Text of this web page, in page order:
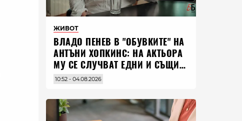
ЖИВОТ
ВЛАДO ПЕНЕВ В "ОБУВКИТЕ" НА
АНТЪНИ ХОПКИНС: НА АКТЬОРА
МУ СЕ СЛУЧВАТ ЕДНИ И СЪЩИ
НЕЩА ПО ЦЕЛИЯ СВЯТ
10:52 - 04.08.2026